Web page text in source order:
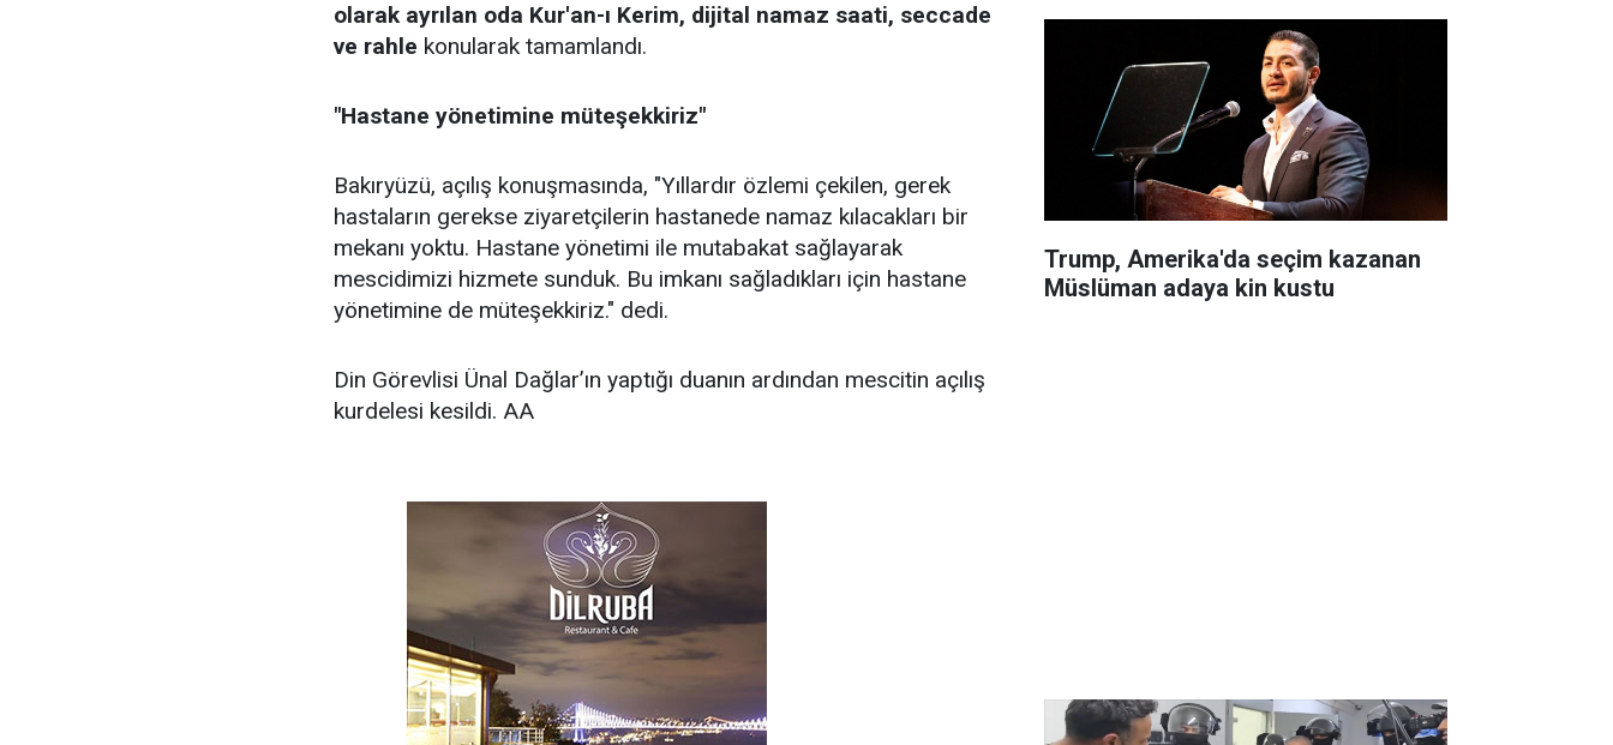
olarak ayrılan oda Kur'an-ı Kerim, dijital namaz saati, seccade
ve rahle konularak tamamlandı.
"Hastane yönetimine müteşekkiriz"
Bakıryüzü, açılış konuşmasında, "Yıllardır özlemi çekilen, gerek
hastaların gerekse ziyaretçilerin hastanede namaz kılacakları bir
mekanı yoktu. Hastane yönetimi ile mutabakat sağlayarak
mescidimizi hizmete sunduk. Bu imkanı sağladıkları için hastane
yönetimine de müteşekkiriz." dedi.
Din Görevlisi Ünal Dağlar’ın yaptığı duanın ardından mescitin açılış
kurdelesi kesildi. AA
Trump, Amerika'da seçim kazanan
Müslüman adaya kin kustu